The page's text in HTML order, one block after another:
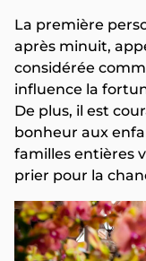
La première
après minuit,
considérée
influence la
De plus, il est
bonheur aux
familles entières
prier pour la